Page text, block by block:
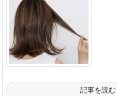
記事を読む